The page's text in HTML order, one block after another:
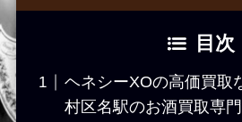
目次
ヘネシーXOの高価買取
村区名駅のお酒買取専